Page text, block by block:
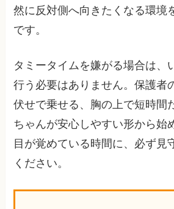
然に反対側へ向きたくなる環境
です。
タミータイムを嫌がる場合は、
行う必要はありません。保護者
伏せで乗せる、胸の上で短時間
ちゃんが安心しやすい形から始
目が覚めている時間に、必ず見
ください。